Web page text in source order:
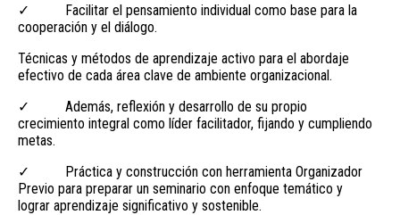
✓ Facilitar el pensamiento individual como base para la
cooperación y el diálogo.
Técnicas y métodos de aprendizaje activo para el abordaje
efectivo de cada área clave de ambiente organizacional.
✓ Además, reflexión y desarrollo de su propio
crecimiento integral como líder facilitador, fijando y cumpliendo
metas.
✓ Práctica y construcción con herramienta Organizador
Previo para preparar un seminario con enfoque temático y
lograr aprendizaje significativo y sostenible.